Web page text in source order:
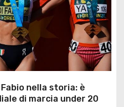
nella storia: è
di marcia under 20